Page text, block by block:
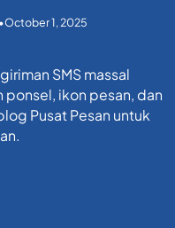
•October 1, 2025